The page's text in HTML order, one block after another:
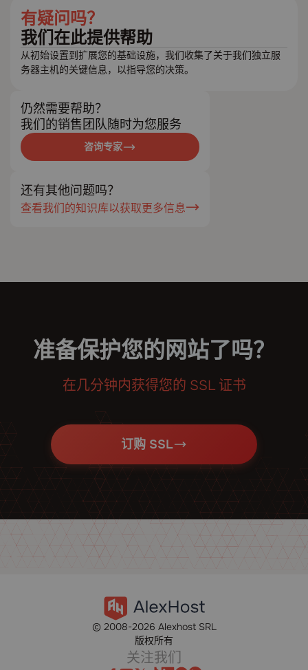
有疑问吗？
我们在此提供帮助
从初始设置到扩展您的基础设施，我们收集了关于我们独立服
务器主机的关键信息，以指导您的决策。
仍然需要帮助？
我们的销售团队随时为您服务
咨询专家
还有其他问题吗？
查看我们的知识库以获取更多信息
准备保护您的网站了吗？
在几分钟内获得您的 SSL 证书
订购 SSL
© 2008-2026 Alexhost SRL
版权所有
关注我们